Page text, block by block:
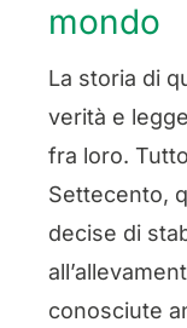
mondo
La storia di
verità e
fra loro.
Settecento,
decise di
conosciute